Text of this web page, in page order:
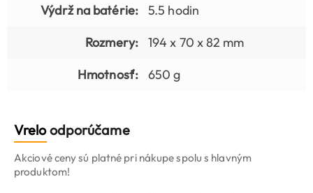
Výdrž na batérie:
5.5 hodin
Rozmery:
194 x 70 x 82 mm
Hmotnosť:
650 g
Vreloodporúčame
Akciové ceny sú platné pri nákupe spolu s hlavným
produktom!